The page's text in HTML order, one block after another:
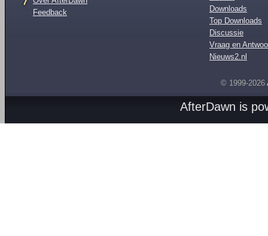
Feedback
Downloads
Top Downloads
Discussie
Vraag en
Nieuws2.nl
© 1999-2026
AfterDawn is